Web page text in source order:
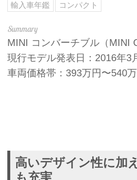
輸入車年鑑
コンパクト
MINI コンバーチブル（MINI
現行モデル発表日：2016年3
車両価格帯：393万円〜540
高いデザイン性に加
も充実